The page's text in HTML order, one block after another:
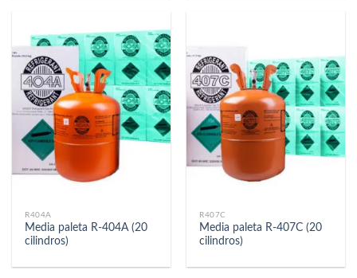
R404A
Media paleta R-404A (20
cilindros)
R407C
Media paleta R-407C (20
cilindros)